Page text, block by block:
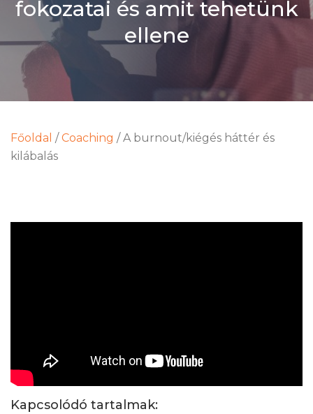
fokozatai és amit tehetünk
ellene
Főoldal / Coaching / A burnout/kiégés háttér és
kilábalás
Kapcsolódó tartalmak: